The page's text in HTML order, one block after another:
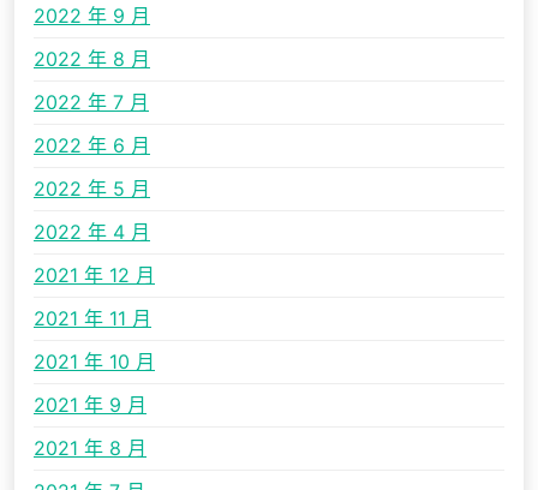
2022 年 9 月
2022 年 8 月
2022 年 7 月
2022 年 6 月
2022 年 5 月
2022 年 4 月
2021 年 12 月
2021 年 11 月
2021 年 10 月
2021 年 9 月
2021 年 8 月